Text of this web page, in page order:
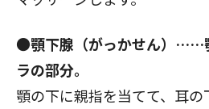
●顎下腺（がっかせん）……
ラの部分。
顎の下に親指を当てて、耳